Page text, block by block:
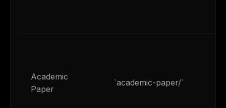
Academic
Paper
`academic-paper/`